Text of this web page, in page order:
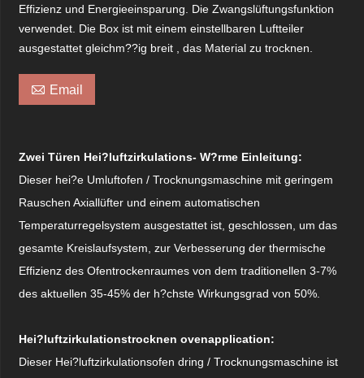
Effizienz und Energieeinsparung. Die Zwangslüftungsfunktion
verwendet. Die Box ist mit einem einstellbaren Luftteiler
ausgestattet gleichm??ig breit , das Material zu trocknen.
 Email
Zwei Türen Hei?luftzirkulations- W?rme Einleitung:
Dieser hei?e Umluftofen / Trocknungsmaschine mit geringem
Rauschen Axiallüfter und einem automatischen
Temperaturregelsystem ausgestattet ist, geschlossen, um das
gesamte Kreislaufsystem, zur Verbesserung der thermische
Effizienz des Ofentrockenraumes von dem traditionellen 3-7%
des aktuellen 35-45% der h?chste Wirkungsgrad von 50%.
Hei?luftzirkulationstrocknen ovenapplication:
Dieser Hei?luftzirkulationsofen dring / Trocknungsmaschine ist